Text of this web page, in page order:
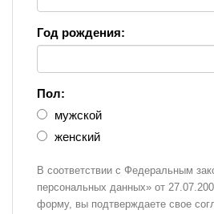
Год рождения:
Пол:
мужской
женский
В соответствии с Федеральным
персональных данных» от
форму, вы подтверждаете свое